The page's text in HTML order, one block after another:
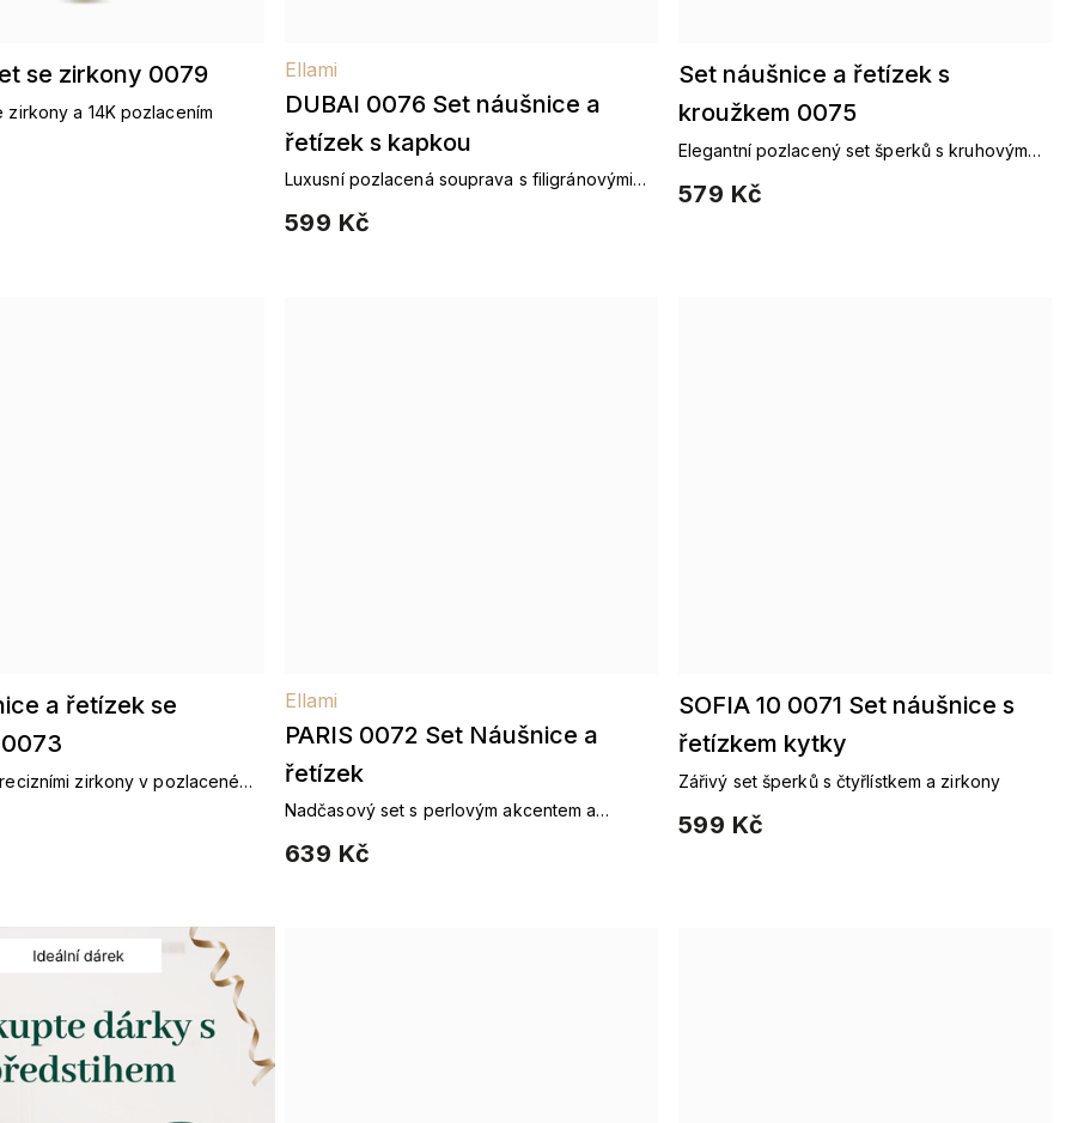
se zirkony 0079
zirkony a 14K pozlacením
DUBAI 0076 Set náušnice a
řetízek s kapkou
Ellami
599 Kč
Luxusní pozlacená souprava s filigránovými
Set náušnice a řetízek s
kroužkem 0075
579 Kč
Elegantní pozlacený set šperků s kruhovým
a řetízek se
zirkony v pozlaceném
PARIS 0072 Set Náušnice a
řetízek
Ellami
639 Kč
Nadčasový set s perlovým akcentem a
SOFIA 10 0071 Set náušnice s
řetízkem kytky
599 Kč
Zářivý set šperků s čtyřlístkem a zirkony